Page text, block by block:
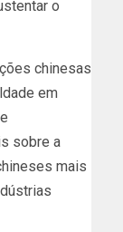
o
chinesas
em
sobre a
mais